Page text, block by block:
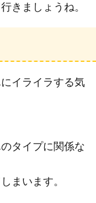
きましょうね。
イライラする気
タイプに関係な
まいます。